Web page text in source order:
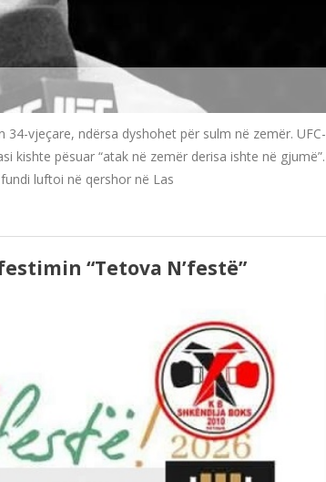
vjeçare, ndërsa dyshohet për sulm në zemër. UFC-
kishte pësuar “atak në zemër derisa ishte në gjumë”.
luftoi në qershor në Las
“Tetova N’festë”